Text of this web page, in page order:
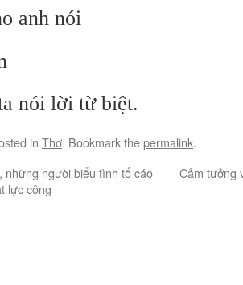
anh nói
nói lời từ biệt.
in Thơ. Bookmark thepermalink.
những người biểu tình tố cáo
lực công
Cảm tưởng